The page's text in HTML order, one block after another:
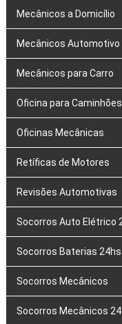
Mecânicos a Domicílio
Mecânicos Automotivo
Mecânicos para Carro
Oficina para Caminhões
Oficinas Mecânicas
Retíficas de Motores
Revisões Automotivas
Socorros Auto Elétrico
Socorros Baterias 24hs
Socorros Mecânicos
Socorros Mecânicos